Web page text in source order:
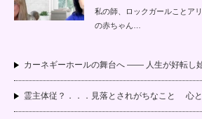
私の師、ロックガールことア
の赤ちゃん…
カーネギーホールの舞台へ —— 人生が好転し
霊主体従？．．．見落とされがちなこと 心